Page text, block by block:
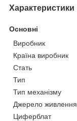
Характеристики
Основні
Виробник
Країна виробник
Стать
Тип
Тип механізму
Джерело живлення
Циферблат